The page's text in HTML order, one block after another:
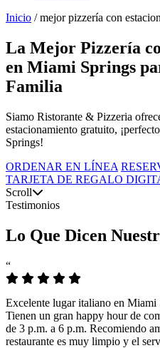
Inicio / mejor pizzería con
La Mejor Pizzería
en Miami Springs
Familia
Siamo Ristorante & Pizzeria
estacionamiento gratuito,
Springs!
ORDENAR EN LÍNEA
TARJETA DE REGALO
Scroll
Testimonios
Lo Que Dicen
“
Excelente lugar italiano en
Tienen un gran happy hour de
de 3 p.m. a 6 p.m. Recomiendo
restaurante es muy limpio y el